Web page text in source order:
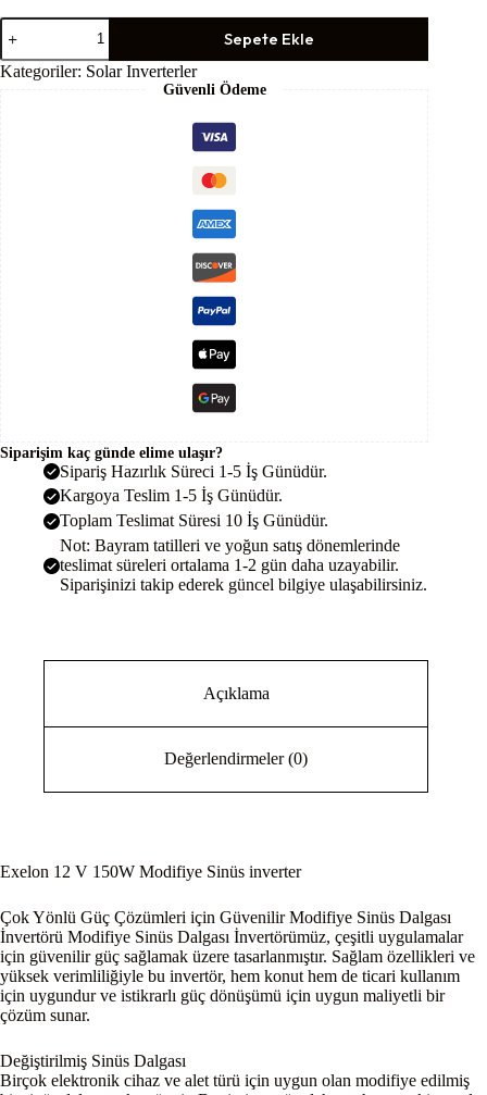
Exelon
150
Watt
Modifiye
Sepete Ekle
Kategoriler: Solar Inverterler
Güvenli Ödeme
Siparişim kaç günde elime ulaşır?
Sipariş Hazırlık Süreci 1-5 İş Günüdür.
Kargoya Teslim 1-5 İş Günüdür.
Toplam Teslimat Süresi 10 İş Günüdür.
Not: Bayram tatilleri ve yoğun satış dönemlerinde
teslimat süreleri ortalama 1-2 gün daha uzayabilir.
Siparişinizi takip ederek güncel bilgiye ulaşabilirsiniz.
Açıklama
Değerlendirmeler (0)
Exelon 12 V 150W Modifiye Sinüs inverter
Çok Yönlü Güç Çözümleri için Güvenilir Modifiye Sinüs Dalgası
İnvertörü Modifiye Sinüs Dalgası İnvertörümüz, çeşitli uygulamalar
için güvenilir güç sağlamak üzere tasarlanmıştır. Sağlam özellikleri ve
yüksek verimliliğiyle bu invertör, hem konut hem de ticari kullanım
için uygundur ve istikrarlı güç dönüşümü için uygun maliyetli bir
çözüm sunar.
Değiştirilmiş Sinüs Dalgası
Birçok elektronik cihaz ve alet türü için uygun olan modifiye edilmiş